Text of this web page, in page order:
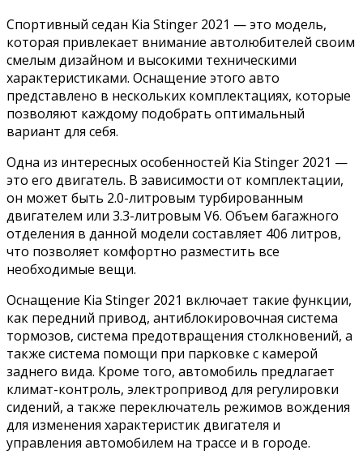
Спортивный седан Kia Stinger 2021 — это модель,
которая привлекает внимание автолюбителей своим
смелым дизайном и высокими техническими
характеристиками. Оснащение этого авто
представлено в нескольких комплектациях, которые
позволяют каждому подобрать оптимальный
вариант для себя.
Одна из интересных особенностей Kia Stinger 2021 —
это его двигатель. В зависимости от комплектации,
он может быть 2.0-литровым турбированным
двигателем или 3.3-литровым V6. Объем багажного
отделения в данной модели составляет 406 литров,
что позволяет комфортно разместить все
необходимые вещи.
Оснащение Kia Stinger 2021 включает такие функции,
как передний привод, антиблокировочная система
тормозов, система предотвращения столкновений, а
также система помощи при парковке с камерой
заднего вида. Кроме того, автомобиль предлагает
климат-контроль, электропривод для регулировки
сидений, а также переключатель режимов вождения
для изменения характеристик двигателя и
управления автомобилем на трассе и в городе.